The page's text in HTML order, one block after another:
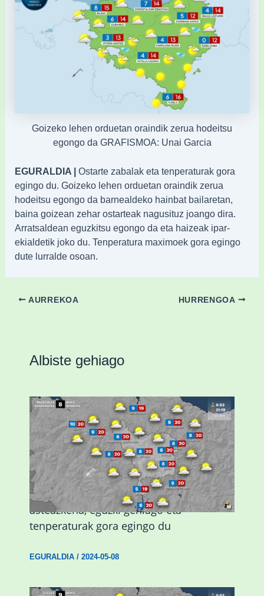
Goizeko lehen orduetan oraindik zerua hodeitsu
egongo da GRAFISMOA: Unai Garcia
EGURALDIA | Ostarte zabalak eta tenperaturak gora
egingo du. Goizeko lehen orduetan oraindik zerua
hodeitsu egongo da barnealdeko hainbat bailaretan,
baina goizean zehar ostarteak nagusituz joango dira.
Arratsaldean eguzkitsu egongo da eta haizeak ipar-
ekialdetik joko du. Tenperatura maximoek gora egingo
dute lurralde osoan.
AURREKOA HURRENGOA
Albiste gehiago
Eguraldiak hobera egingo du gaur,
asteazkena, eguzki gehiago eta
tenperaturak gora egingo du
EGURALDIA/ 2024-05-08